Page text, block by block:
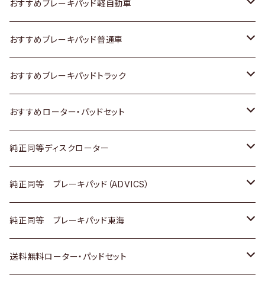
スズキ
日産
いすゞ
ダイハツ
マツダ
三菱
スバル
日野
ホンダ
スズキ
日産
いすゞ
ダイハツ
マツダ
三菱
日野
トヨタ
スズキ
日産
いすゞ
ダイハツ
三菱
日野
三菱ふそう
おすすめブレーキパッド軽自動車
トヨタ
ホンダ
スズキ
日産
ダイハツ
マツダ
三菱
おすすめブレーキパッド普通車
トヨタ
ホンダ
スズキ
日産
いすゞ
ダイハツ
おすすめブレーキパッドトラック
トヨタ
日産
いすゞ
ダイハツ
マツダ
おすすめローター・パッドセット
トヨタ
ホンダ
スズキ
日産
純正同等ディスクローター
トヨタ
ホンダ
スズキ
純正同等 ブレーキパッド（ADVICS）
トヨタ
ホンダ
純正同等 ブレーキパッド東海
トヨタ
送料無料ローター・パッドセット